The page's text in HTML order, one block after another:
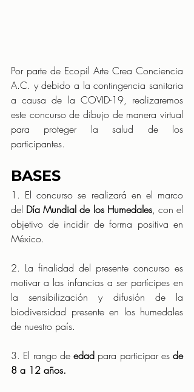
Por parte de Ecopil Arte Crea Conciencia
A.C. y debido a la contingencia sanitaria
a causa de la COVID-19, realizaremos
este concurso de dibujo de manera virtual
para proteger la salud de los
participantes.
BASES
1. El concurso se realizará en el marco
del Día Mundial de los Humedales, con el
objetivo de incidir de forma positiva en
México.
2. La finalidad del presente concurso es
motivar a las infancias a ser partícipes en
la sensibilización y difusión de la
biodiversidad presente en los humedales
de nuestro país.
3. El rango de edad para participar es de
8 a 12 años.